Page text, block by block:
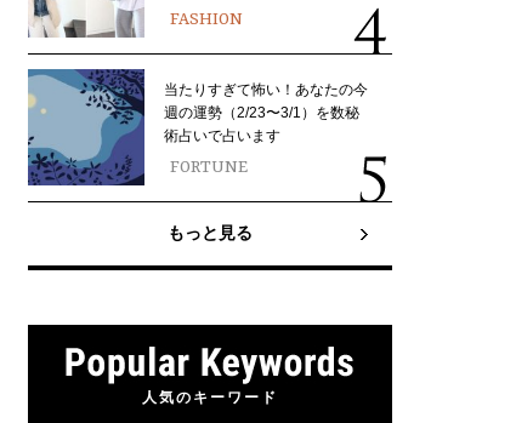
FASHION
当たりすぎて怖い！あなたの今
週の運勢（2/23〜3/1）を数秘
術占いで占います
FORTUNE
もっと見る
人気のキーワード